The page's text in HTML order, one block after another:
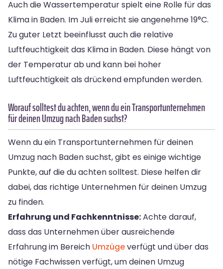
Auch die Wassertemperatur spielt eine Rolle für das
Klima in Baden. Im Juli erreicht sie angenehme 19°C.
Zu guter Letzt beeinflusst auch die relative
Luftfeuchtigkeit das Klima in Baden. Diese hängt von
der Temperatur ab und kann bei hoher
Luftfeuchtigkeit als drückend empfunden werden.
Worauf solltest du achten, wenn du ein Transportunternehmen
für deinen Umzug nach Baden suchst?
Wenn du ein Transportunternehmen für deinen
Umzug nach Baden suchst, gibt es einige wichtige
Punkte, auf die du achten solltest. Diese helfen dir
dabei, das richtige Unternehmen für deinen Umzug
zu finden.
Erfahrung und Fachkenntnisse:Achte darauf,
dass das Unternehmen über ausreichende
Erfahrung im Bereich Umzügeverfügt und über das
nötige Fachwissen verfügt, um deinen Umzug